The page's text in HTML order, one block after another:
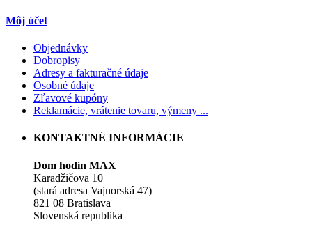
Môj účet
Objednávky
Dobropisy
Adresy a fakturačné údaje
Osobné údaje
Zľavové kupóny
Reklamácie, vrátenie tovaru, výmeny ...
KONTAKTNÉ INFORMÁCIE
Dom hodín MAX
Karadžičova 10
(stará adresa Vajnorská 47)
821 08 Bratislava
Slovenská republika